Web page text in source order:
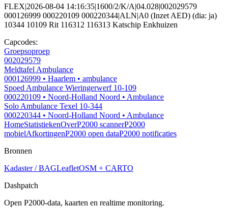
FLEX|2026-08-04 14:16:35|1600/2/K/A|04.028|002029579
000126999 000220109 000220344|ALN|A0 (Inzet AED) (dia: ja)
10344 10109 Rit 116312 116313 Katschip Enkhuizen
Capcodes:
Groepsoproep
002029579
Meldtafel Ambulance
000126999 • Haarlem • ambulance
Spoed Ambulance Wieringerwerf 10-109
000220109 • Noord-Holland Noord • Ambulance
Solo Ambulance Texel 10-344
000220344 • Noord-Holland Noord • Ambulance
HomeStatistiekenOverP2000 scannerP2000
mobielAfkortingenP2000 open dataP2000 notificaties
Bronnen
Kadaster / BAGLeafletOSM + CARTO
Dashpatch
Open P2000-data, kaarten en realtime monitoring.